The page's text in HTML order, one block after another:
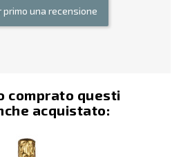
primo una recensione
comprato questi
acquistato: